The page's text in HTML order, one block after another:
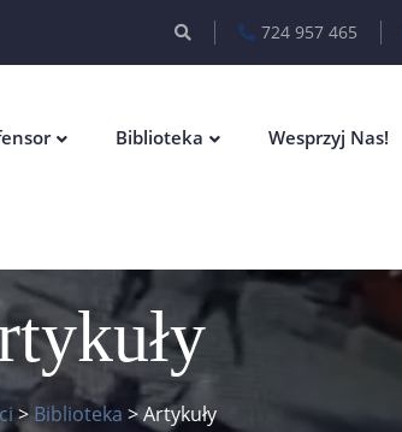
724 957 465
Biblioteka Wesprzyj Nas!
> Biblioteka >Artykuły